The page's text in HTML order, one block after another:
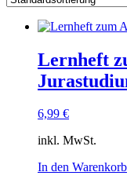
Lernheft
6,99 €
inkl. MwSt.
In den Warenkorb